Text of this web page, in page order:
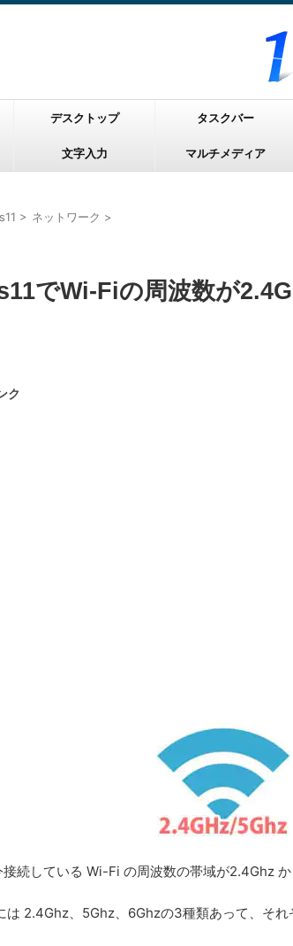
デスクトップ タスクバー
文字入力 マルチメディア
> ネットワーク >
でWi-Fiの周波数が
ク
続している Wi-Fi の周波数の帯域が2.4Ghz
は 2.4Ghz、5Ghz、6Ghzの3種類あって、そ